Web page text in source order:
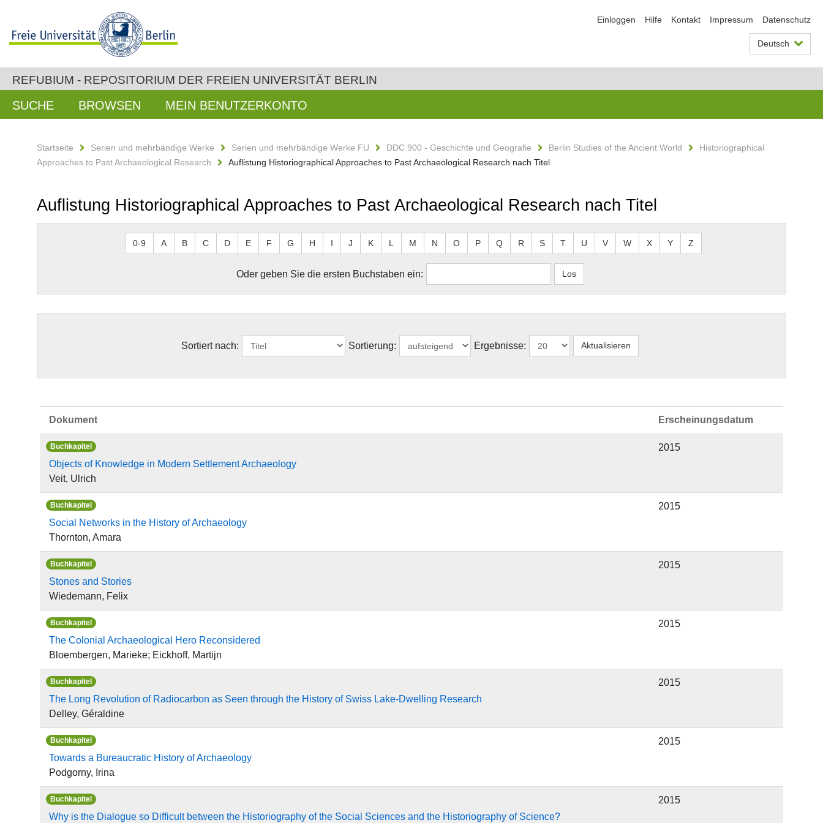
Einloggen Hilfe Kontakt Impressum Datenschutz
Deutsch
REFUBIUM - REPOSITORIUM DER FREIEN UNIVERSITÄT BERLIN
SUCHE BROWSEN MEIN BENUTZERKONTO
Startseite Serien und mehrbändige Werke Serien und mehrbändige Werke FU DDC 900 - Geschichte und Geografie Berlin Studies of the Ancient World
Historiographical
Approaches to Past Archaeological Research
Auflistung Historiographical Approaches to Past Archaeological Research nach Titel
Auflistung Historiographical Approaches to Past Archaeological Research nach Titel
0-9 A B C D E F G H I J K L M N O P Q R S T U V W X Y Z
Oder geben Sie die ersten Buchstaben ein:
Sortiert nach: Sortierung: Ergebnisse:
Dokument Erscheinungsdatum
Buchkapitel
Objects of Knowledge in Modern Settlement Archaeology
Veit, Ulrich
2015
Buchkapitel
Social Networks in the History of Archaeology
Thornton, Amara
2015
Buchkapitel
Stones and Stories
Wiedemann, Felix
2015
Buchkapitel
The Colonial Archaeological Hero Reconsidered
Bloembergen, Marieke; Eickhoff, Martijn
2015
Buchkapitel
The Long Revolution of Radiocarbon as Seen through the History of Swiss Lake-Dwelling Research
Delley, Géraldine
2015
Buchkapitel
Towards a Bureaucratic History of Archaeology
Podgorny, Irina
2015
Buchkapitel
Why is the Dialogue so Difficult between the Historiography of the Social Sciences and the Historiography of Science?
2015